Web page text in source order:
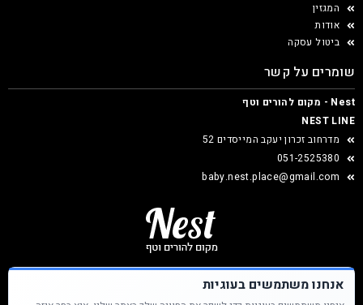
המגזין
אודות
ביטול עסקה
שומרים על קשר
Nest - מקום להורים וטף
NEST LINE
מדרחוב זכרון יעקב המייסדים 52
051-2525380
baby.nest.place@gmail.com
אנחנו משתמשים בעוגיות